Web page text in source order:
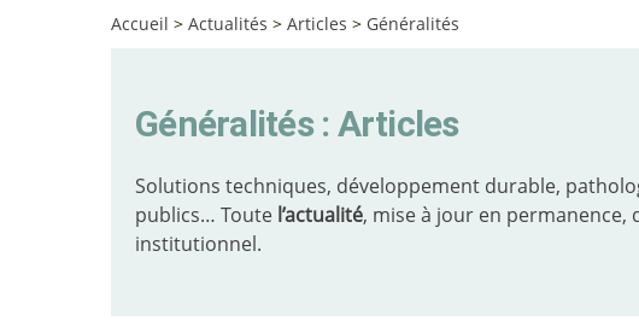
Accueil > Actualités > Articles > Généralités
Généralités : Articles
Solutions techniques, développement durable,
publics… Toute l’actualité, mise à jour en permanence,
institutionnel.